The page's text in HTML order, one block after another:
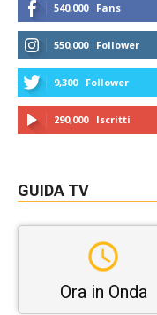
540,000 Fans
550,000 Follower
9,300 Follower
290,000 Iscritti
GUIDA TV
Ora in Onda